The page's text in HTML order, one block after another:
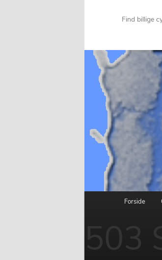
Find billige
Fortsæt
primært
Forside
503